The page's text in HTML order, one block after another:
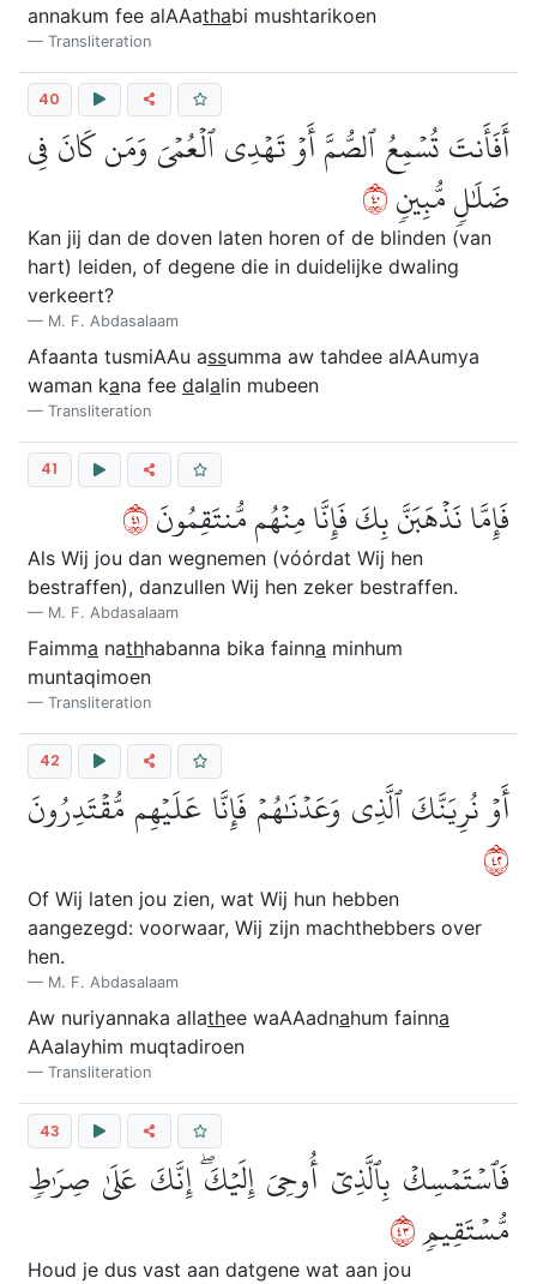
annakum fee alAAathabi mushtarikoen
Transliteration
40
أَفَأَنتَ تُسۡمِعُ ٱلصُّمَّ أَوۡ تَهۡدِي ٱلۡعُمۡيَ وَمَن كَانَ فِي
ضَلَٰلٖ مُّبِينٖ٠٤
Kan jij dan de doven laten horen of de blinden (van
hart) leiden, of degene die in duidelijke dwaling
verkeert?
M. F. Abdasalaam
Afaanta tusmiAAu assumma aw tahdee alAAumya
waman kana fee dalalin mubeen
Transliteration
41
فَإِمَّا نَذۡهَبَنَّ بِكَ فَإِنَّا مِنۡهُم مُّنتَقِمُونَ١٤
Als Wij jou dan wegnemen (vόόrdat Wij hen
bestraffen), danzullen Wij hen zeker bestraffen.
M. F. Abdasalaam
Faimma nathhabanna bika fainna minhum
muntaqimoen
Transliteration
42
أَوۡ نُرِيَنَّكَ ٱلَّذِي وَعَدۡنَٰهُمۡ فَإِنَّا عَلَيۡهِم مُّقۡتَدِرُونَ
٢٤
Of Wij laten jou zien, wat Wij hun hebben
aangezegd: voorwaar, Wij zijn machthebbers over
hen.
M. F. Abdasalaam
Aw nuriyannaka allathee waAAadnahum fainna
AAalayhim muqtadiroen
Transliteration
43
فَٱسۡتَمۡسِكۡ بِٱلَّذِيٓ أُوحِيَ إِلَيۡكَۖ إِنَّكَ عَلَىٰ صِرَٰطٖ
مُّسۡتَقِيمٖ٣٤
Houd je dus vast aan datgene wat aan jou